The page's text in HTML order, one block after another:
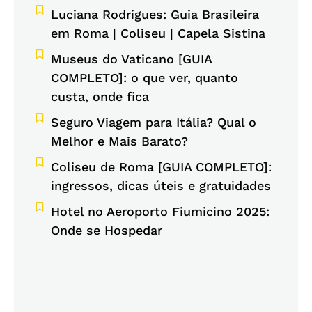
Luciana Rodrigues: Guia Brasileira
em Roma | Coliseu | Capela Sistina
Museus do Vaticano [GUIA
COMPLETO]: o que ver, quanto
custa, onde fica
Seguro Viagem para Itália? Qual o
Melhor e Mais Barato?
Coliseu de Roma [GUIA COMPLETO]:
ingressos, dicas úteis e gratuidades
Hotel no Aeroporto Fiumicino 2025:
Onde se Hospedar